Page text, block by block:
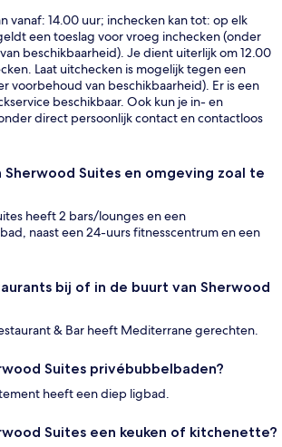
vanaf: 14.00 uur; inchecken kan tot: op elk
een toeslag voor vroeg inchecken (onder
beschikbaarheid). Je dient uiterlijk om 12.00
Laat uitchecken is mogelijk tegen een
voorbehoud van beschikbaarheid). Er is een
beschikbaar. Ook kun je in- en
direct persoonlijk contact en contactloos
Sherwood Suites en omgeving zoal te
heeft 2 bars/lounges en een
naast een 24-uurs fitnesscentrum en een
bij of in de buurt van Sherwood
& Bar heeft Mediterrane gerechten.
Suites privébubbelbaden?
heeft een diep ligbad.
Suites een keuken of kitchenette?